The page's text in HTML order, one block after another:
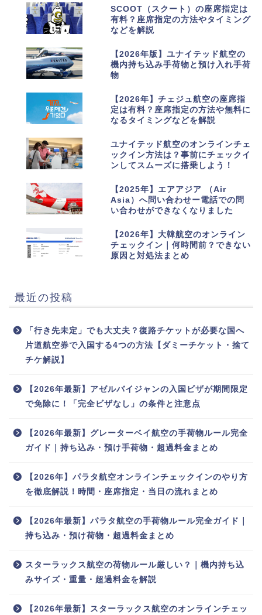
SCOOT（スクート）の座席指定は
有料？座席指定の方法やタイミング
などを解説
【2026年版】ユナイテッド航空の
機内持ち込み手荷物と預け入れ手荷
物
【2026年】チェジュ航空の座席指
定は有料？座席指定の方法や無料に
なるタイミングなどを解説
ユナイテッド航空のオンラインチェ
ックイン方法は？事前にチェックイ
ンしてスムーズに搭乗しよう！
【2025年】エアアジア （Air
Asia）へ問い合わせー電話での問
い合わせができなくなりました
【2026年】大韓航空のオンライン
チェックイン｜何時間前？できない
原因と対処法まとめ
最近の投稿
「行き先未定」でも大丈夫？復路チケットが必要な国へ
片道航空券で入国する4つの方法【ダミーチケット・捨て
チケ解説】
【2026年最新】アゼルバイジャンの入国ビザが期間限定
で免除に！「完全ビザなし」の条件と注意点
【2026年最新】グレーターベイ航空の手荷物ルール完全
ガイド｜持ち込み・預け手荷物・超過料金まとめ
【2026年】パラタ航空オンラインチェックインのやり方
を徹底解説！時間・座席指定・当日の流れまとめ
【2026年最新】パラタ航空の手荷物ルール完全ガイド｜
持ち込み・預け荷物・超過料金まとめ
スターラックス航空の荷物ルール厳しい？｜機内持ち込
みサイズ・重量・超過料金を解説
【2026年最新】スターラックス航空のオンラインチェッ